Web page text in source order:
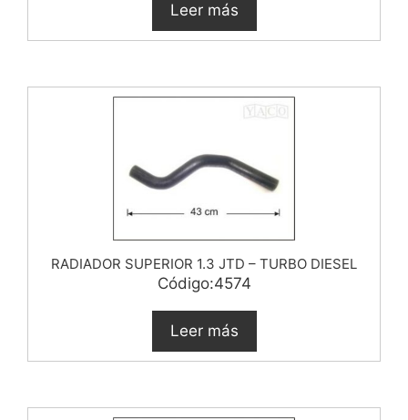
Leer más
RADIADOR SUPERIOR 1.3 JTD – TURBO DIESEL
Código:4574
Leer más